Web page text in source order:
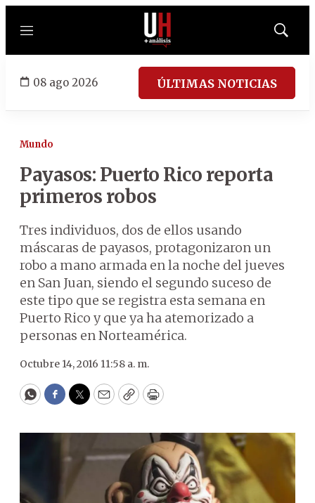
Menú
Mostrar
08 ago 2026 ÚLTIMAS NOTICIAS
Mundo
Payasos: Puerto Rico reporta
primeros robos
Tres individuos, dos de ellos usando
máscaras de payasos, protagonizaron un
robo a mano armada en la noche del jueves
en San Juan, siendo el segundo suceso de
este tipo que se registra esta semana en
Puerto Rico y que ya ha atemorizado a
personas en Norteamérica.
Octubre 14, 2016 11:58 a. m.
WhatsApp
Facebook
Twitter
EmailCopyPrint